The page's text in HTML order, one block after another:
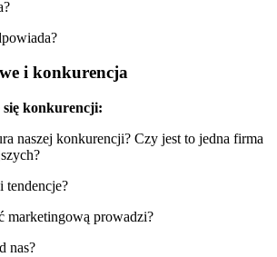
i konkurencja
konkurencji:
naszej konkurencji? Czy jest to jedna firma
tendencje?
marketingową prowadzi?
nas?